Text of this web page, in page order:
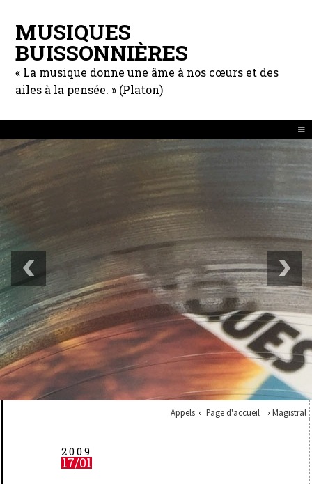
MUSIQUES
BUISSONNIÈRES
« La musique donne une âme à nos cœurs et des
ailes à la pensée. » (Platon)
Appels Page d'accueil Magistral
2009
17/01